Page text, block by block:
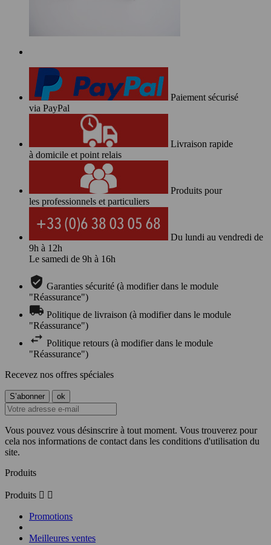
Paiement sécurisé
via PayPal
Livraison rapide
à domicile et point relais
Produits pour
les professionnels et particuliers
Du lundi au vendredi de
9h à 12h
Le samedi de 9h à 16h
Garanties sécurité (à modifier dans le module
"Réassurance")
Politique de livraison (à modifier dans le module
"Réassurance")
Politique retours (à modifier dans le module
"Réassurance")
Recevez nos offres spéciales
Vous pouvez vous désinscrire à tout moment. Vous trouverez pour
cela nos informations de contact dans les conditions d'utilisation du
site.
Produits
Produits  
Promotions
Meilleures ventes